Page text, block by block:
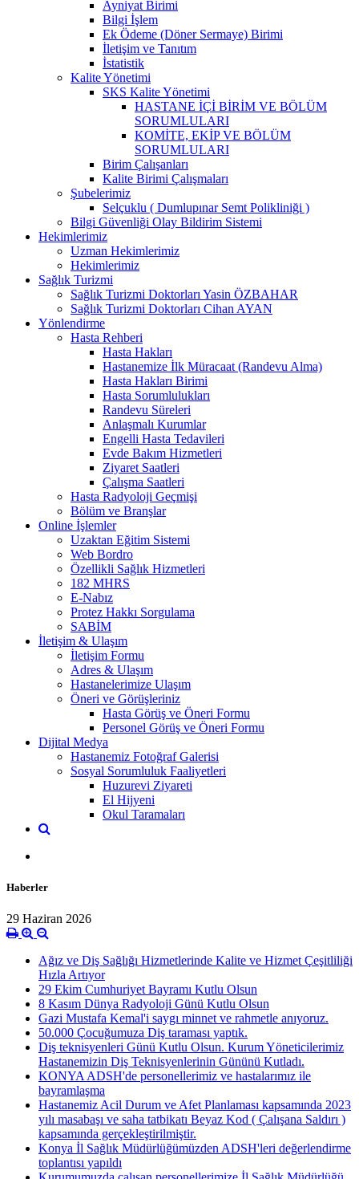
Ayniyat Birimi
Bilgi İşlem
Ek Ödeme (Döner Sermaye) Birimi
İletişim ve Tanıtım
İstatistik
Kalite Yönetimi
SKS Kalite Yönetimi
HASTANE İÇİ BİRİM VE BÖLÜM
SORUMLULARI
KOMİTE, EKİP VE BÖLÜM
SORUMLULARI
Birim Çalışanları
Kalite Birimi Çalışmaları
Şubelerimiz
Selçuklu ( Dumlupınar Semt Polikliniği )
Bilgi Güvenliği Olay Bildirim Sistemi
Hekimlerimiz
Uzman Hekimlerimiz
Hekimlerimiz
Sağlık Turizmi
Sağlık Turizmi Doktorları Yasin ÖZBAHAR
Sağlık Turizmi Doktorları Cihan AYAN
Yönlendirme
Hasta Rehberi
Hasta Hakları
Hastanemize İlk Müracaat (Randevu Alma)
Hasta Hakları Birimi
Hasta Sorumlulukları
Randevu Süreleri
Anlaşmalı Kurumlar
Engelli Hasta Tedavileri
Evde Bakım Hizmetleri
Ziyaret Saatleri
Çalışma Saatleri
Hasta Radyoloji Geçmişi
Bölüm ve Branşlar
Online İşlemler
Uzaktan Eğitim Sistemi
Web Bordro
Özellikli Sağlık Hizmetleri
182 MHRS
E-Nabız
Protez Hakkı Sorgulama
SABİM
İletişim & Ulaşım
İletişim Formu
Adres & Ulaşım
Hastanelerimize Ulaşım
Öneri ve Görüşleriniz
Hasta Görüş ve Öneri Formu
Personel Görüş ve Öneri Formu
Dijital Medya
Hastanemiz Fotoğraf Galerisi
Sosyal Sorumluluk Faaliyetleri
Huzurevi Ziyareti
El Hijyeni
Okul Taramaları
Haberler
29 Haziran 2026
Ağız ve Diş Sağlığı Hizmetlerinde Kalite ve Hizmet Çeşitliliği
Hızla Artıyor
29 Ekim Cumhuriyet Bayramı Kutlu Olsun
8 Kasım Dünya Radyoloji Günü Kutlu Olsun
Gazi Mustafa Kemal'i saygı minnet ve rahmetle anıyoruz.
50.000 Çocuğumuza Diş taraması yaptık.
Diş teknisyenleri Günü Kutlu Olsun. Kurum Yöneticilerimiz
Hastanemizin Diş Teknisyenlerinin Gününü Kutladı.
KONYA ADSH'de personellerimiz ve hastalarımız ile
bayramlaşma
Hastanemiz Acil Durum ve Afet Planlaması kapsamında 2023
yılı masabaşı ve saha tatbikatı Beyaz Kod ( Çalışana Saldırı )
kapsamında gerçekleştirilmiştir.
Konya İl Sağlık Müdürlüğümüzden ADSH'leri değerlendirme
toplantısı yapıldı